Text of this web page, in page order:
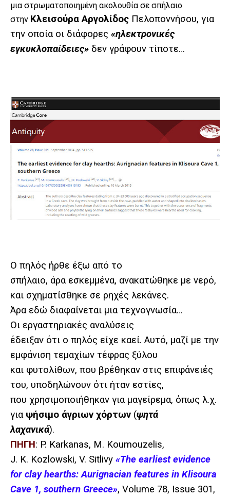
μια στρωματοποιημένη ακολουθία σε σπήλαιο
στην Κλεισούρα Αργολίδος Πελοποννήσου, για
την οποία οι διάφορες «ηλεκτρονικές
εγκυκλοπαίδειες» δεν γράφουν τίποτε…
Ο πηλός ήρθε έξω από το
σπήλαιο, άρα εσκεμμένα, ανακατώθηκε με νερό,
και σχηματίσθηκε σε ρηχές λεκάνες.
Άρα εδώ διαφαίνεται μια τεχνογνωσία…
Οι εργαστηριακές αναλύσεις
έδειξαν ότι ο πηλός είχε καεί. Αυτό, μαζί με την
εμφάνιση τεμαχίων τέφρας ξύλου
και φυτολίθων, που βρέθηκαν στις επιφάνειές
του, υποδηλώνουν ότι ήταν εστίες,
που χρησιμοποιήθηκαν για μαγείρεμα, όπως λ.χ.
για ψήσιμο άγριων χόρτων (ψητά
λαχανικά).
ΠΗΓΗ: P. Karkanas, M. Koumouzelis,
J. K. Kozlowski, V. Sitlivy «The earliest evidence
for clay hearths: Aurignacian features in Klisoura
Cave 1, southern Greece», Volume 78, Issue 301,